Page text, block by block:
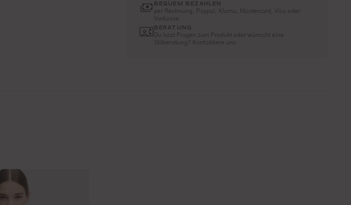
BEQUEM BEZAHLEN
per Rechnung, Paypal, Klarna, Mastercard, Visa oder
Vorkasse
BERATUNG
Du hast Fragen zum Produkt oder wünscht eine
Stilberatung? Kontaktiere uns